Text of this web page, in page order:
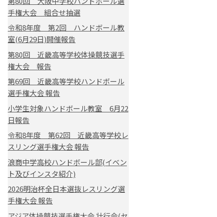
手権大会 組合せ抽選
令和8年度 第2回 ハンドボール教
室(6月29日)開催報告
第80回 近畿高等学校体操競技選手
権大会 報告
第69回 近畿高等学校ハンドボール
選手権大会 報告
小学生対象ハンドボール教室 6月22
日報告
令和8年度 第62回 近畿高等学校レ
スリング選手権大会 報告
浪商中学高校ハンドボール部(イベン
ト及びインスタ紹介)
2026明治杯全日本選抜レスリング選
手権大会 報告